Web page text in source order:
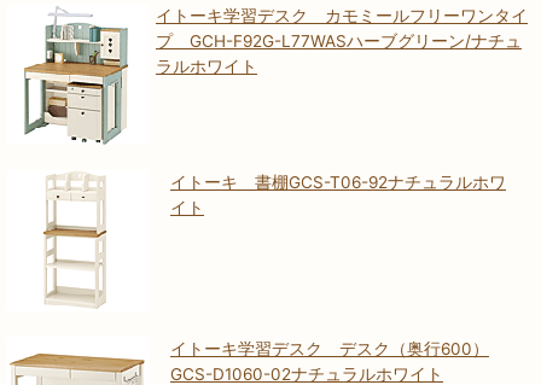
イトーキ学習デスク カモミールフリーワンタイ
プ GCH-F92G-L77WASハーブグリーン/ナチュ
ラルホワイト
イトーキ 書棚GCS-T06-92ナチュラルホワ
イト
イトーキ学習デスク デスク（奥行600）
GCS-D1060-02ナチュラルホワイト